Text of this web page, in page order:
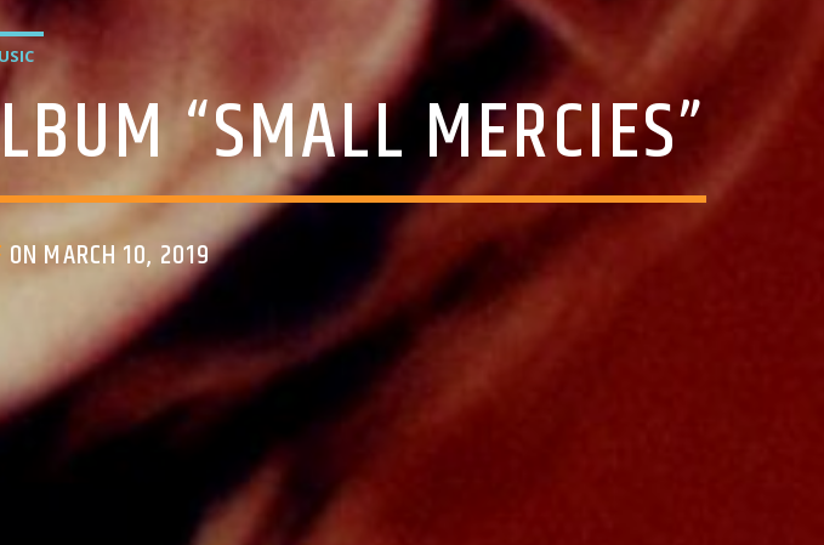
“SMALL MERCIES”
ON MARCH 10, 2019